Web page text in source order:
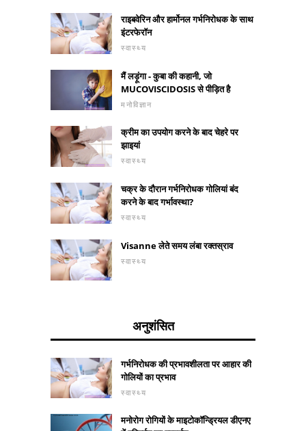
राइबवेरिन और हार्मोनल गर्भनिरोधक के साथ
इंटरफेरॉन
स्वास्थ्य
मैं लड़ूंगा - कुबा की कहानी, जो
MUCOVISCIDOSIS से पीड़ित है
मनोविज्ञान
क्रीम का उपयोग करने के बाद चेहरे पर
झाइयां
स्वास्थ्य
चक्र के दौरान गर्भनिरोधक गोलियां बंद
करने के बाद गर्भावस्था?
स्वास्थ्य
Visanne लेते समय लंबा रक्तस्राव
स्वास्थ्य
अनुशंसित
गर्भनिरोधक की प्रभावशीलता पर आहार की
गोलियों का प्रभाव
स्वास्थ्य
मनोरोग रोगियों के माइटोकॉन्ड्रियल डीएनए